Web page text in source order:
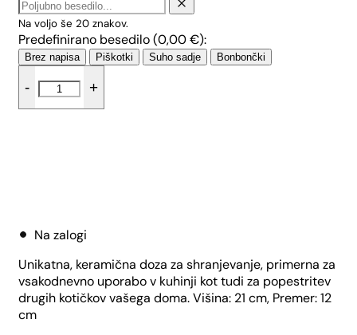
Na voljo še 20 znakov.
Predefinirano besedilo (0,00€):
Brez napisa Piškotki Suho sadje Bonbončki
-
velika
doza
+
Na zalogi
Unikatna, keramična doza za shranjevanje, primerna za
vsakodnevno uporabo v kuhinji kot tudi za popestritev
drugih kotičkov vašega doma. Višina: 21 cm, Premer: 12
cm